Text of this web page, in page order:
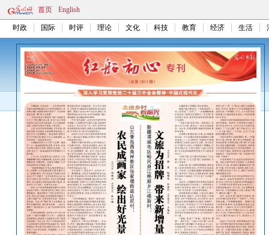
首页 English
时政 国际 时评 理论 文化 科技 教育 经济 生活